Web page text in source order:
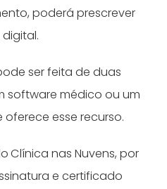
poderá prescrever
ser feita de duas
software médico ou um
oferece esse recurso.
Clínica nas Nuvens, por
e certificado